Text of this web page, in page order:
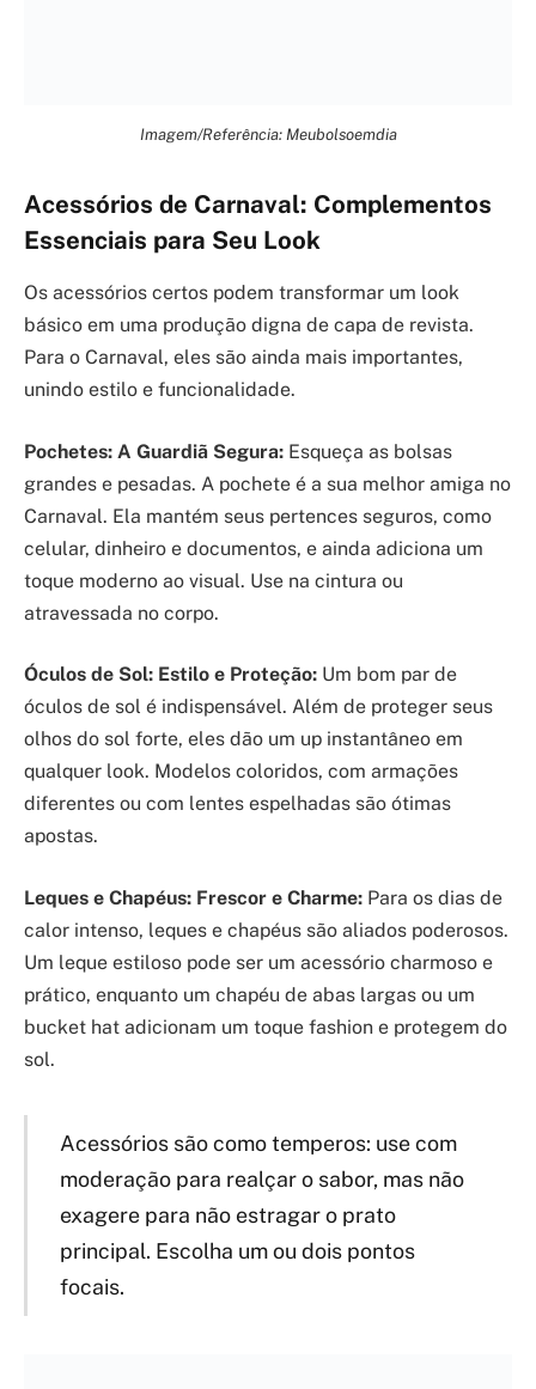
Imagem/Referência: Meubolsoemdia
Acessórios de Carnaval: Complementos
Essenciais para Seu Look
Os acessórios certos podem transformar um look
básico em uma produção digna de capa de revista.
Para o Carnaval, eles são ainda mais importantes,
unindo estilo e funcionalidade.
Pochetes: A Guardiã Segura: Esqueça as bolsas
grandes e pesadas. A pochete é a sua melhor amiga no
Carnaval. Ela mantém seus pertences seguros, como
celular, dinheiro e documentos, e ainda adiciona um
toque moderno ao visual. Use na cintura ou
atravessada no corpo.
Óculos de Sol: Estilo e Proteção: Um bom par de
óculos de sol é indispensável. Além de proteger seus
olhos do sol forte, eles dão um up instantâneo em
qualquer look. Modelos coloridos, com armações
diferentes ou com lentes espelhadas são ótimas
apostas.
Leques e Chapéus: Frescor e Charme: Para os dias de
calor intenso, leques e chapéus são aliados poderosos.
Um leque estiloso pode ser um acessório charmoso e
prático, enquanto um chapéu de abas largas ou um
bucket hat adicionam um toque fashion e protegem do
sol.
Acessórios são como temperos: use com
moderação para realçar o sabor, mas não
exagere para não estragar o prato
principal. Escolha um ou dois pontos
focais.